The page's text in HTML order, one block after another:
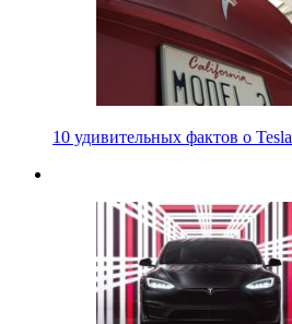
10 удивительных фактов о Tesla